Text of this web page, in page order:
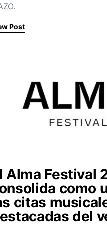
Post
Alma Festival
como
citas
del